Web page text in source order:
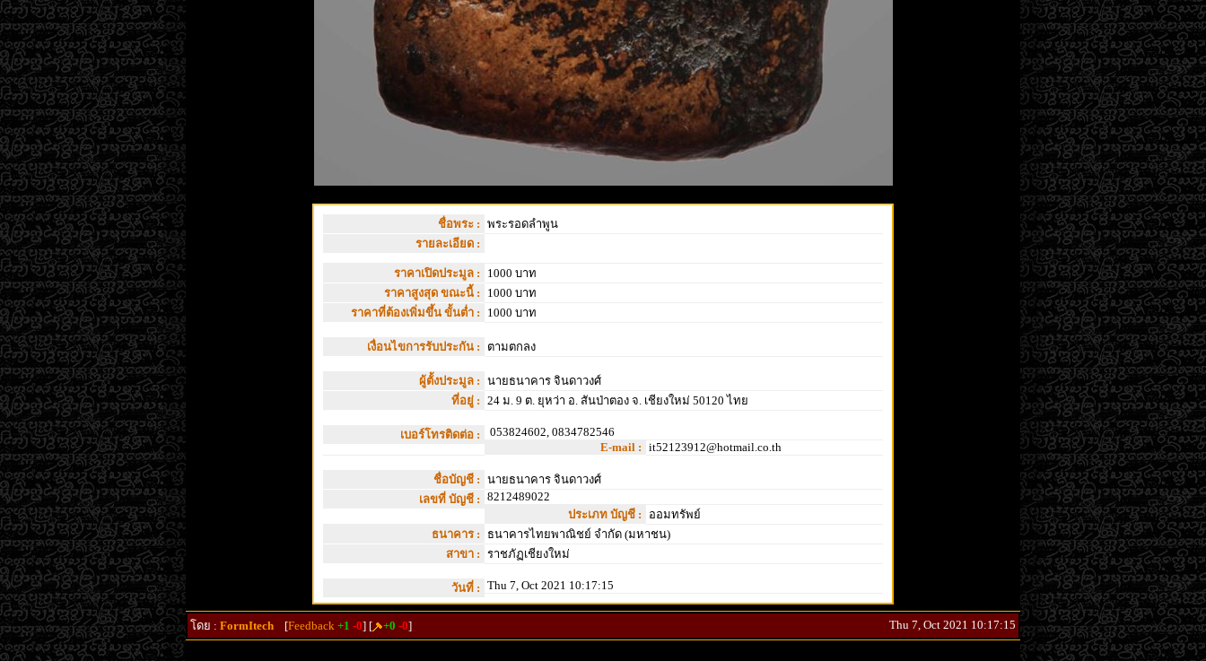
ชื่อพระ : พระรอดลำพูน
รายละเอียด :
ราคาเปิดประมูล :
1000 บาท
ราคาสูงสุด ขณะนี้ :
1000 บาท
ราคาที่ต้องเพิ่มขึ้น ขั้นต่ำ :
1000 บาท
เงื่อนไขการรับประกัน : ตามตกลง
ผู้ตั้งประมูล : นายธนาคาร จินดาวงศ์
ที่อยู่ : 24 ม. 9 ต. ยุหว่า อ. สันป่าตอง จ. เชียงใหม่ 50120 ไทย
เบอร์โทรติดต่อ :
053824602, 0834782546
E-mail : it52123912@hotmail.co.th
ชื่อบัญชี : นายธนาคาร จินดาวงศ์
เลขที่ บัญชี : 8212489022
ประเภท บัญชี :
ออมทรัพย์
ธนาคาร :
ธนาคารไทยพาณิชย์ จำกัด (มหาชน)
สาขา : ราชภัฏเชียงใหม่
วันที่ : Thu 7, Oct 2021 10:17:15
โดย : FormItech [Feedback +1 -0] [ +0 -0] Thu 7, Oct 2021 10:17:15